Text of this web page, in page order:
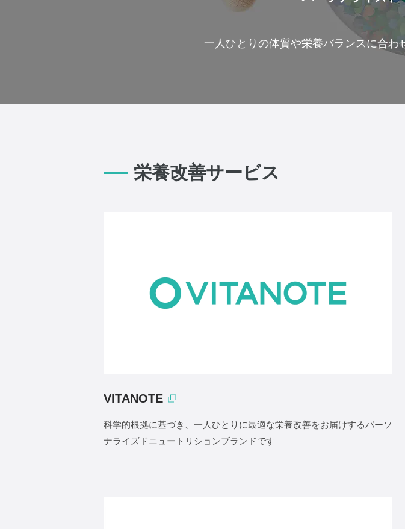
一人ひとりの体質や栄養バランスに合わ
栄養改善サービス
VITANOTE
科学的根拠に基づき、一人ひとりに最適な栄養改善をお届けするパーソ
ナライズドニュートリションブランドです